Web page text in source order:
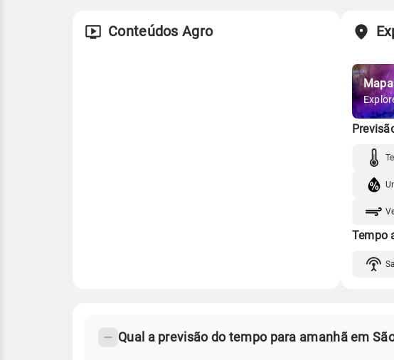
Conteúdos Agro
Tempo
Qual a previsão do tempo para amanhã em